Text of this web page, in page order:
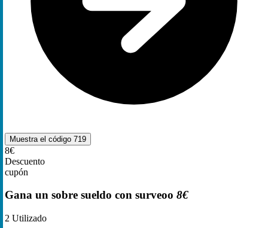
Muestra el código 719
8€
Descuento
cupón
Gana un sobre sueldo con surveoo 8€
2 Utilizado